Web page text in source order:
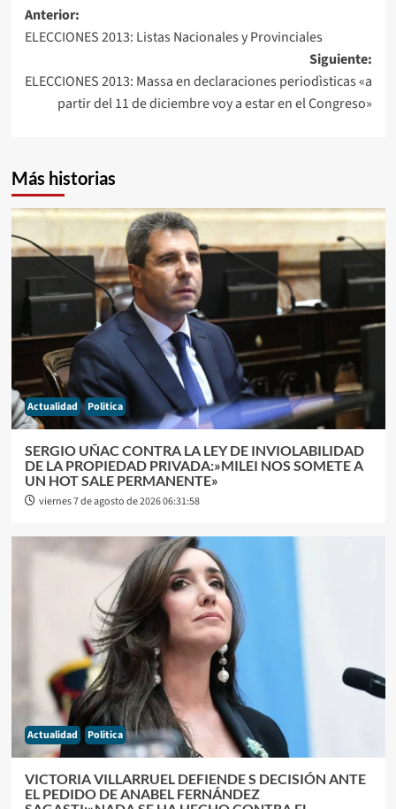
Navegación
de
entradas
Anterior:
ELECCIONES 2013: Listas Nacionales y Provinciales
Siguiente:
ELECCIONES 2013: Massa en declaraciones periodìsticas «a
partir del 11 de diciembre voy a estar en el Congreso»
Más historias
Actualidad Politica
SERGIO UÑAC CONTRA LA LEY DE INVIOLABILIDAD
DE LA PROPIEDAD PRIVADA:»MILEI NOS SOMETE A
UN HOT SALE PERMANENTE»
viernes 7 de agosto de 2026 06:31:58
Actualidad Politica
VICTORIA VILLARRUEL DEFIENDE S DECISIÓN ANTE
EL PEDIDO DE ANABEL FERNÁNDEZ